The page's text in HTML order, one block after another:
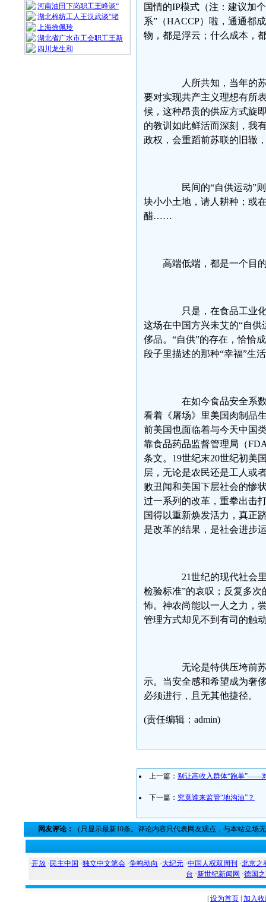
河南油田下岗职工王峰谈“
湖北棉纺工人王汉武谈“堵
上海徐佩玲
湖北省广水市工会职工王新
四川龙生和
国情的IP模式（注：建议加
系”（HACCP）啦，通通都
物，都是浮云；什么成本，
人所共知，当年的苏
要对实现共产主义理想有所
候，这种昂贵的供应方式旋
的教训如此鲜活而深刻，我
政权，会重蹈前苏联的旧辙
民间的“自供运动”则
块小小土地，请人耕种；或
醋……
高端低端，都是一个目
只是，在食品工业化
这场在中国方兴未艾的“自
侈品。“自供”的存在，恰恰
段子里描述的那种“幸福”生
在如今食品安全系数
看着《屠场》里美国肉制品
前美国也面临着与今天中国
靠食品药品监督管理局（
条文。19世纪末20世纪初美
层，无论是农民还是工人或
败丑闻和美国下层社会的惨
过一系列的改革，重拳出击
国得以重新焕发活力，真正
是改革的结果，是社会进步
21世纪的现代社会里
检验标准”的哀叹；反复多
怖。神农尚能以一人之力，
管理方式却见不到有司的触
无论是特供压垮前苏
示。当安全感和希望成为奢
必须进行，且无其他捷径。
(责任编辑：admin)
上一篇： 别让高收入群体“跑单”——
下一篇： 究竟谁来监管“地沟油”？
网友评论： （只显示最新10条。评论内容只代表网友观点，与本站立场
·开放 · 民主中国 ·独立中文笔会 ·争鸣动向 ·大纪元 ·中国人权双周刊 ·北京之
台 ·新世纪新闻网 ·德国
设为首页 加入